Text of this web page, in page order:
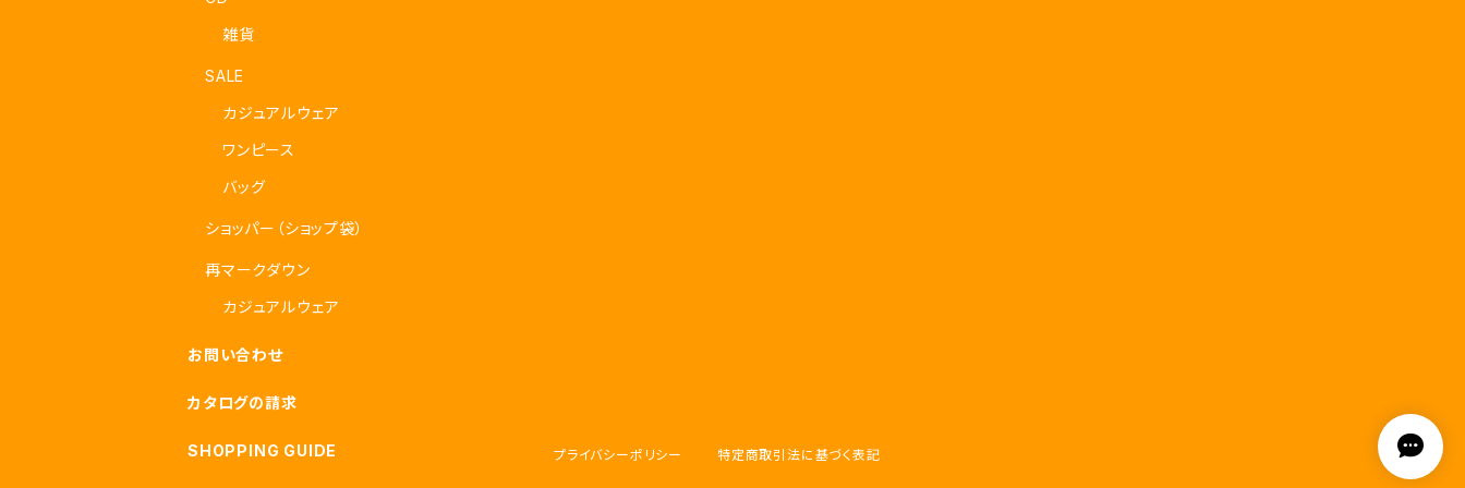
雑貨
SALE
カジュアルウェア
ワンピース
バッグ
ショッパー（ショップ袋）
再マークダウン
カジュアルウェア
お問い合わせ
カタログの請求
SHOPPING GUIDE プライバシーポリシー 特定商取引法に基づく表記